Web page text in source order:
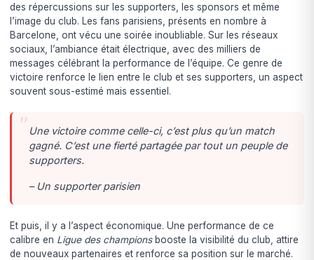
des répercussions sur les supporters, les sponsors et même
l’image du club. Les fans parisiens, présents en nombre à
Barcelone, ont vécu une soirée inoubliable. Sur les réseaux
sociaux, l’ambiance était électrique, avec des milliers de
messages célébrant la performance de l’équipe. Ce genre de
victoire renforce le lien entre le club et ses supporters, un aspect
souvent sous-estimé mais essentiel.
Une victoire comme celle-ci, c’est plus qu’un match
gagné. C’est une fierté partagée par tout un peuple de
supporters.
– Un supporter parisien
Et puis, il y a l’aspect économique. Une performance de ce
calibre en Ligue des championsbooste la visibilité du club, attire
de nouveaux partenaires et renforce sa position sur le marché.